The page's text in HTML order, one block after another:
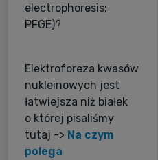
electrophoresis;
PFGE)?
Elektroforeza kwasów
nukleinowych jest
łatwiejsza niż białek
o której pisaliśmy
tutaj -> Na czym
polega